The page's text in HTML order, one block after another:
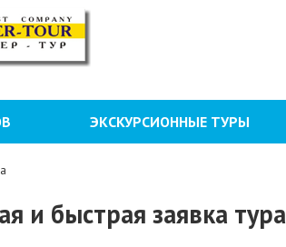
ЭКСКУРСИОННЫЕ ТУРЫ
и быстрая заявка тура